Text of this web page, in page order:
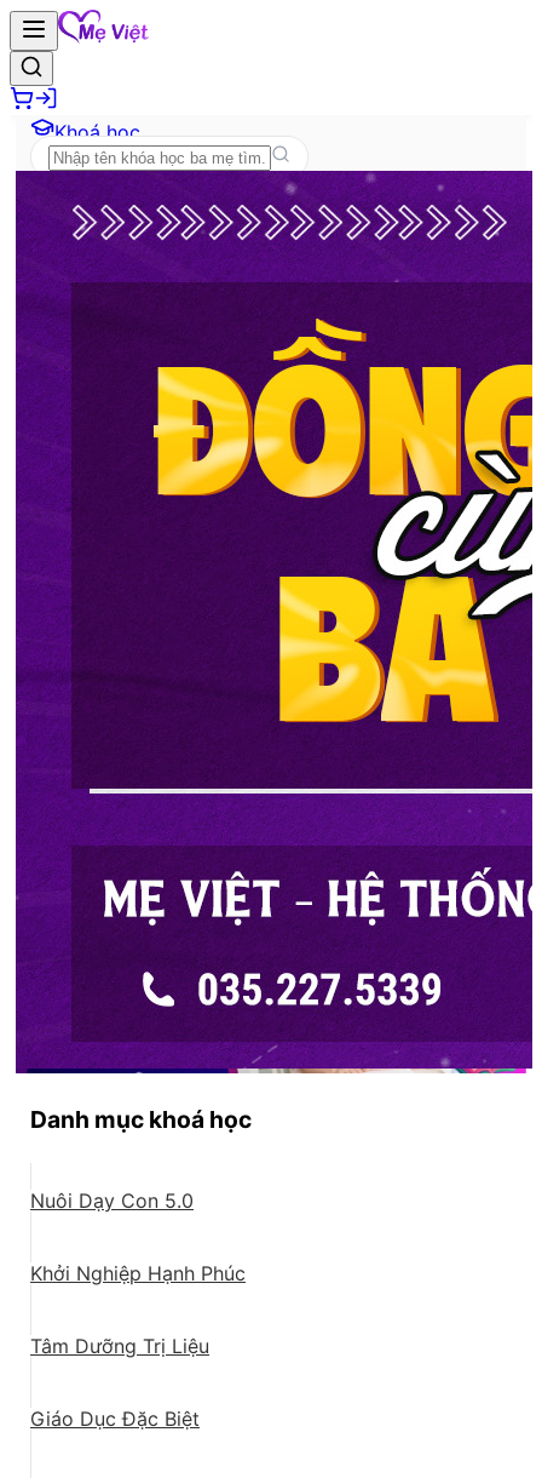
Khoá học
Danh mục khoá học
Nuôi Dạy Con 5.0
Khởi Nghiệp Hạnh Phúc
Tâm Dưỡng Trị Liệu
Giáo Dục Đặc Biệt